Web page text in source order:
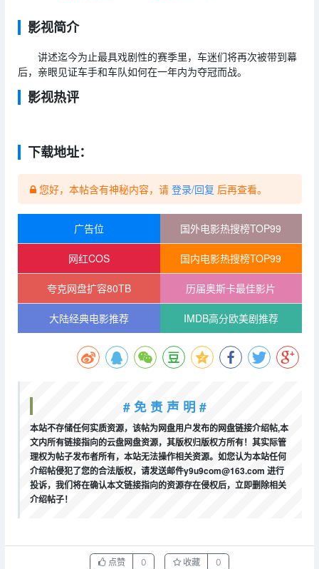
影视简介
讲述迄今为止最具戏剧性的赛季里，车迷们将再次被带到幕
后，亲眼见证车手和车队如何在一年内为夺冠而战。
影视热评
下载地址：
您好，本帖含有神秘内容，请 登录/回复 后再查看。
广告位 国外电影热搜榜TOP99
网红COS 国内电影热搜榜TOP99
夸克网盘扩容80TB 历届奥斯卡最佳影片
大陆经典电影推荐 IMDB高分欧美剧推荐
# 免 责 声 明 #
本站不存储任何实质资源，该帖为网盘用户发布的网盘链接介绍帖,本
文内所有链接指向的云盘网盘资源，其版权归版权方所有！其实际管
理权为帖子发布者所有，本站无法操作相关资源。如您认为本站任何
介绍帖侵犯了您的合法版权，请发送邮件y9u9com@163.com 进行
投诉，我们将在确认本文链接指向的资源存在侵权后，立即删除相关
介绍帖子！
点赞 0 收藏 0